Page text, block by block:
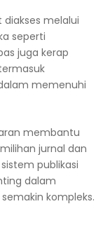
diakses melalui
seperti
juga kerap
memenuhi
membantu
jurnal dan
publikasi
dalam
kompleks.